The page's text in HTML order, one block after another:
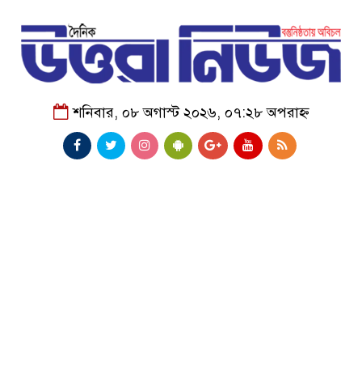
শনিবার, ০৮ অগাস্ট ২০২৬, ০৭:২৮ অপরাহ্ন